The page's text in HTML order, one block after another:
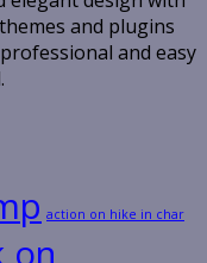
and plugins
and easy
action on hike in char
on